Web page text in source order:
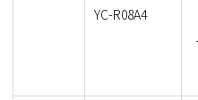
YC-R08A4